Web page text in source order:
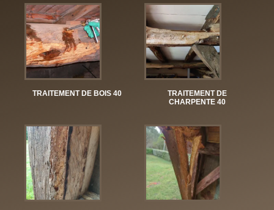
TRAITEMENT DE BOIS 40
TRAITEMENT DE
CHARPENTE 40